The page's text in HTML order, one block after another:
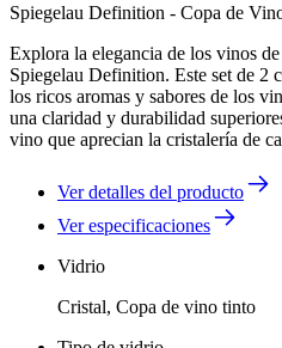
Spiegelau Definition - Copa de
Explora la elegancia de los vinos
Spiegelau Definition. Este set de 2
los ricos aromas y sabores de los
una claridad y durabilidad
vino que aprecian la cristalería de
Ver detalles del producto
Ver especificaciones
Vidrio
Cristal, Copa de vino tinto